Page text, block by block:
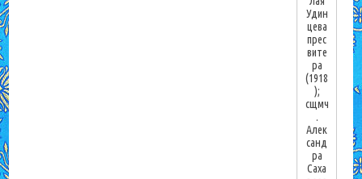
Удин
цева
прес
вите
ра
(1918
);
сщмч
.
Алек
санд
ра
Саха